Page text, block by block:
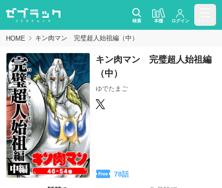
検索 本棚 ログイン
HOME キン肉マン 完璧超人始祖編（中）
キン肉マン 完璧超人始祖編
（中）
ゆでたまご
78話